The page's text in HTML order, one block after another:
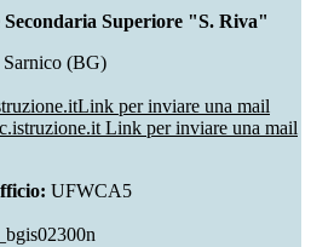
Superiore "S. Riva"
(BG)
Link per inviare una mail
Link per inviare una mail
UFWCA5